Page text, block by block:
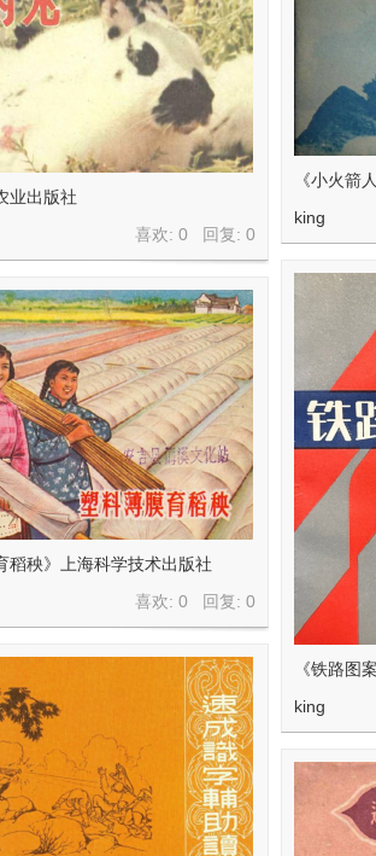
业出版社
喜欢: 0 回复:0
《小火箭
king
《铁路图
king
稻秧》上海科学技术出版社
喜欢: 0 回复:0